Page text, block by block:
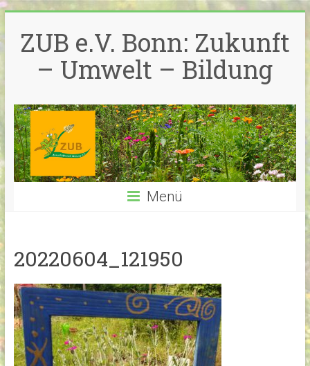
Inhalt
springen
ZUB e.V. Bonn: Zukunft
– Umwelt – Bildung
Menü
20220604_121950